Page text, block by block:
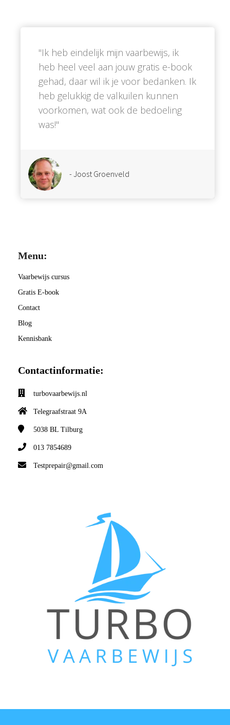
''Ik heb eindelijk mijn vaarbewijs, ik
heb heel veel aan jouw gratis e-book
gehad, daar wil ik je voor bedanken. Ik
heb gelukkig de valkuilen kunnen
voorkomen, wat ook de bedoeling
was!''
- Joost Groenveld
Menu:
Vaarbewijs cursus
Gratis E-book
Contact
Blog
Kennisbank
Contactinformatie:
turbovaarbewijs.nl
Telegraafstraat 9A
5038 BL Tilburg
013 7854689
Testprepair@gmail.com